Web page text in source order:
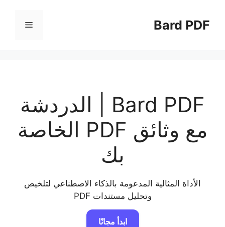
المحتوىBard PDF القائمة
Bard PDF | الدردشة
مع وثائق PDF الخاصة
بك
الأداة المثالية المدعومة بالذكاء الاصطناعي لتلخيص
وتحليل مستندات PDF
ابدأ مجانًا